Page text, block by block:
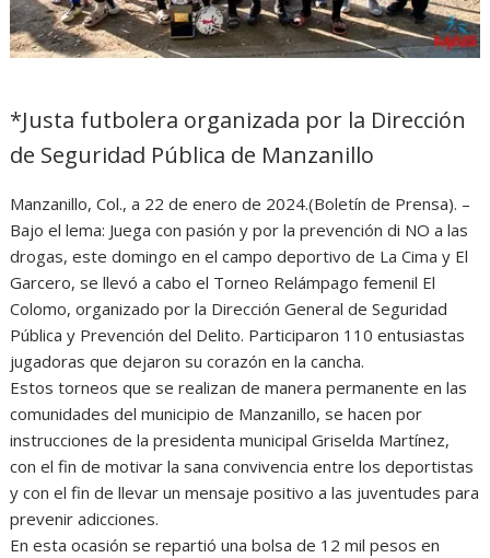
*Justa futbolera organizada por la Dirección
de Seguridad Pública de Manzanillo
Manzanillo, Col., a 22 de enero de 2024.(Boletín de Prensa). –
Bajo el lema: Juega con pasión y por la prevención di NO a las
drogas, este domingo en el campo deportivo de La Cima y El
Garcero, se llevó a cabo el Torneo Relámpago femenil El
Colomo, organizado por la Dirección General de Seguridad
Pública y Prevención del Delito. Participaron 110 entusiastas
jugadoras que dejaron su corazón en la cancha.
Estos torneos que se realizan de manera permanente en las
comunidades del municipio de Manzanillo, se hacen por
instrucciones de la presidenta municipal Griselda Martínez,
con el fin de motivar la sana convivencia entre los deportistas
y con el fin de llevar un mensaje positivo a las juventudes para
prevenir adicciones.
En esta ocasión se repartió una bolsa de 12 mil pesos en